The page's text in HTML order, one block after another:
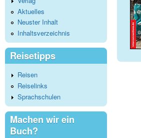
Aktuelles
Neuster Inhalt
Inhaltsverzeichnis
Reisetipps
Reisen
Reiselinks
Sprachschulen
Machen wir ein
Buch?